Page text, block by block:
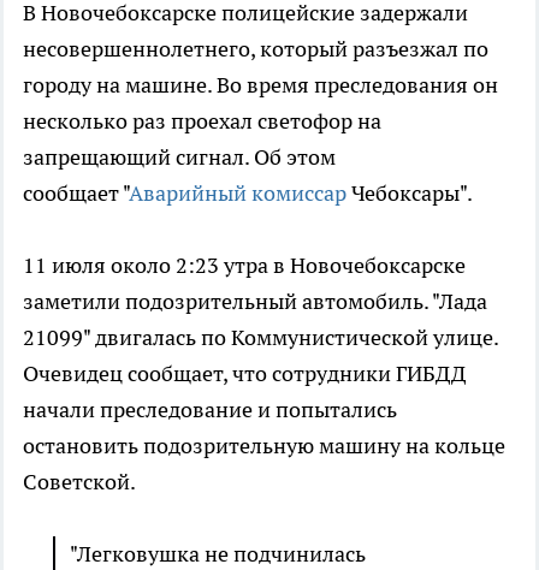
В Новочебоксарске полицейские задержали
несовершеннолетнего, который разъезжал по
городу на машине. Во время преследования он
несколько раз проехал светофор на
запрещающий сигнал. Об этом
сообщает "Аварийный комиссарЧебоксары".
11 июля около 2:23 утра в Новочебоксарске
заметили подозрительный автомобиль. "Лада
21099" двигалась по Коммунистической улице.
Очевидец сообщает, что сотрудники ГИБДД
начали преследование и попытались
остановить подозрительную машину на кольце
Советской.
"Легковушка не подчинилась